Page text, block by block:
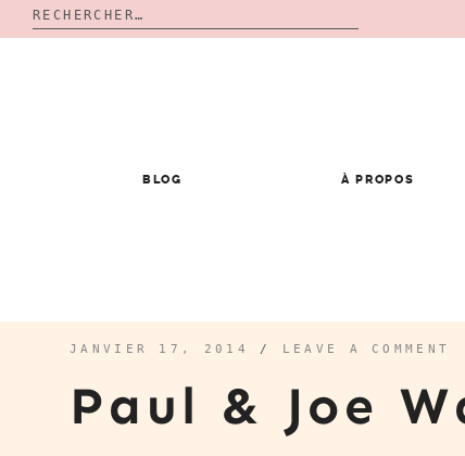
Rechercher :
BLOG À PROPOS
JANVIER 17, 2014 / LEAVE A COMMENT
Paul & Joe